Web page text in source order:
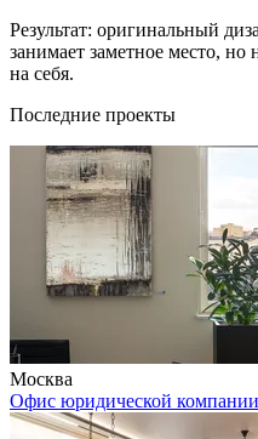
Результат: оригинальный
занимает заметное место, но
на себя.
Последние проекты
Москва
Офис юридической